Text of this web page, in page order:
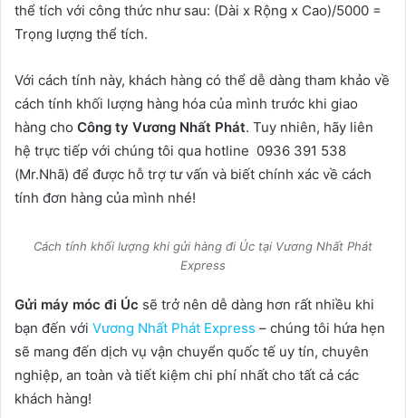
thể tích với công thức như sau: (Dài x Rộng x Cao)/5000 =
Trọng lượng thể tích.
Với cách tính này, khách hàng có thể dễ dàng tham khảo về
cách tính khối lượng hàng hóa của mình trước khi giao
hàng cho Công ty Vương Nhất Phát. Tuy nhiên, hãy liên
hệ trực tiếp với chúng tôi qua hotline 0936 391 538
(Mr.Nhã) để được hỗ trợ tư vấn và biết chính xác về cách
tính đơn hàng của mình nhé!
Cách tính khối lượng khi gửi hàng đi Úc tại Vương Nhất Phát
Express
Gửi máy móc đi Úc sẽ trở nên dễ dàng hơn rất nhiều khi
bạn đến với Vương Nhất Phát Express – chúng tôi hứa hẹn
sẽ mang đến dịch vụ vận chuyển quốc tế uy tín, chuyên
nghiệp, an toàn và tiết kiệm chi phí nhất cho tất cả các
khách hàng!